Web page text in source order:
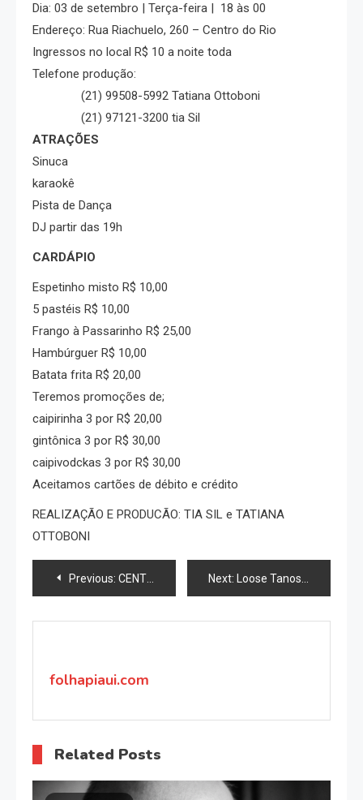
Dia: 03 de setembro | Terça-feira | 18 às 00
Endereço: Rua Riachuelo, 260 – Centro do Rio
Ingressos no local R$ 10 a noite toda
Telefone produção:
(21) 99508-5992 Tatiana Ottoboni
(21) 97121-3200 tia Sil
ATRAÇÕES
Sinuca
karaokê
Pista de Dança
DJ partir das 19h
CARDÁPIO
Espetinho misto R$ 10,00
5 pastéis R$ 10,00
Frango à Passarinho R$ 25,00
Hambúrguer R$ 10,00
Batata frita R$ 20,00
Teremos promoções de;
caipirinha 3 por R$ 20,00
gintônica 3 por R$ 30,00
caipivodckas 3 por R$ 30,00
Aceitamos cartões de débito e crédito
REALIZAÇÃO E PRODUCÃO: TIA SIL e TATIANA
OTTOBONI
Navegação
de
Previous: CENTRO CULTURAL BANCO DO BRASIL APRESENTA “PIQUENIQUE” Next: Loose Tanos levam irreverência musical à Bienal Internacional do Livro
folhapiaui.com
Related Posts